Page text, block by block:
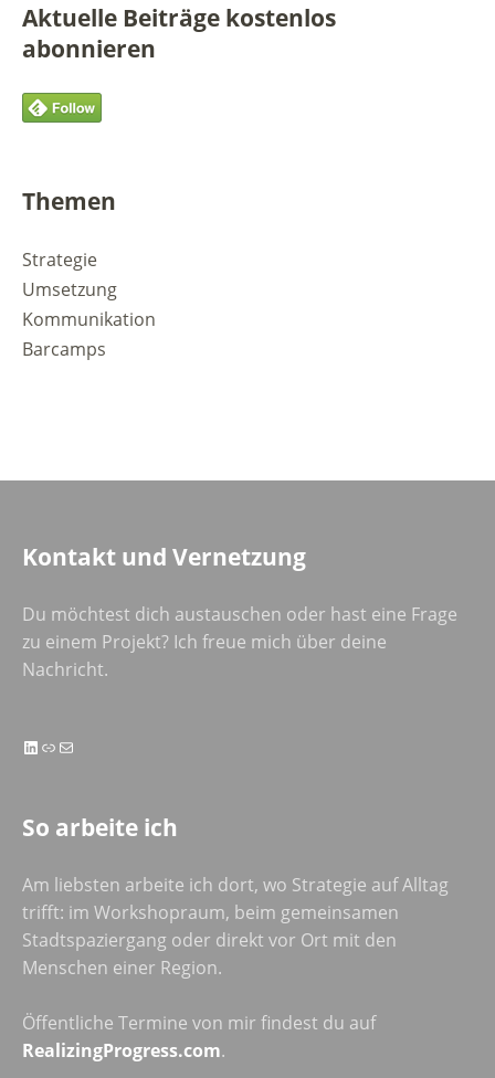
Aktuelle Beiträge kostenlos
abonnieren
Themen
Strategie
Umsetzung
Kommunikation
Barcamps
Kontakt und Vernetzung
Du möchtest dich austauschen oder hast eine Frage
zu einem Projekt? Ich freue mich über deine
Nachricht.
LinkedIn
LinkE-Mail
So arbeite ich
Am liebsten arbeite ich dort, wo Strategie auf Alltag
trifft: im Workshopraum, beim gemeinsamen
Stadtspaziergang oder direkt vor Ort mit den
Menschen einer Region.
Öffentliche Termine von mir findest du auf
RealizingProgress.com.